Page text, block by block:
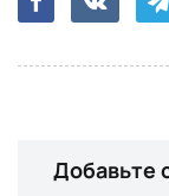
Добавьте